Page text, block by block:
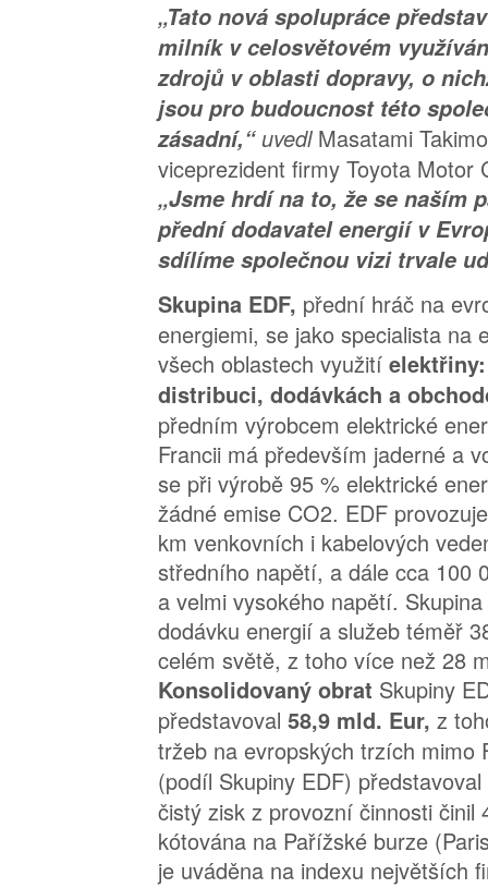
„Tato nová spolupráce
milník v celosvětovém
zdrojů v oblasti dopravy, o
jsou pro budoucnost této
zásadní,“uvedl Masatami
viceprezident firmy Toyota Motor
„Jsme hrdí na to, že se naším
přední dodavatel energií v
sdílíme společnou vizi trvale
Skupina EDF, přední hráč na
energiemi, se jako specialista na
všech oblastech využití
distribuci, dodávkách a
předním výrobcem elektrické
Francii má především jaderné a
se při výrobě 95 % elektrické
žádné emise CO2. EDF
km venkovních i kabelových
středního napětí, a dále cca 100
a velmi vysokého napětí.
dodávku energií a služeb téměř
celém světě, z toho více než 28
Konsolidovaný obrat Skupiny
představoval 58,9 mld. Eur, z
tržeb na evropských trzích mimo
(podíl Skupiny EDF) představoval
čistý zisk z provozní činnosti činil
kótována na Pařížské burze
je uváděna na indexu největších